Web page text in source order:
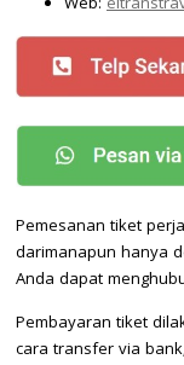
Pemesanan tiket
darimanapun hanya
Anda dapat
Pembayaran tiket
cara transfer via